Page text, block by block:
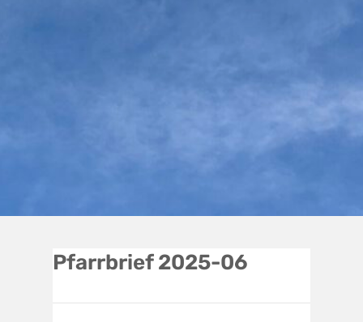
Pfarrbrief 2025-06